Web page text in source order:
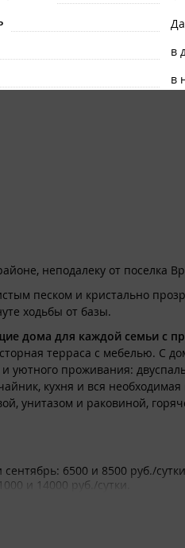
неподалеку от поселка
песком и кристально
ходьбы от базы.
дома для каждой семьи с
терраса с мебелью. С
уютного проживания:
кухня и вся
унитазом и раковиной,
6500 и 8500 руб./
и 14000 руб./сутки.
Да
в
в
в домике.